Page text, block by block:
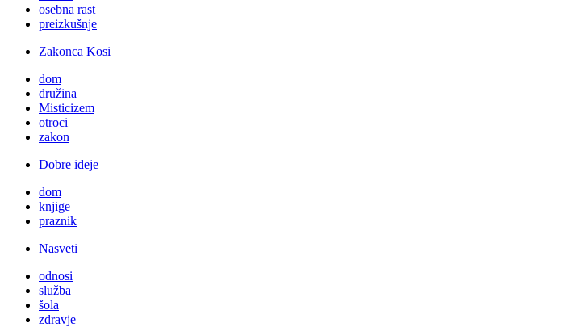
osebna rast
preizkušnje
Zakonca Kosi
dom
družina
Misticizem
otroci
zakon
Dobre ideje
dom
knjige
praznik
Nasveti
odnosi
služba
šola
zdravje